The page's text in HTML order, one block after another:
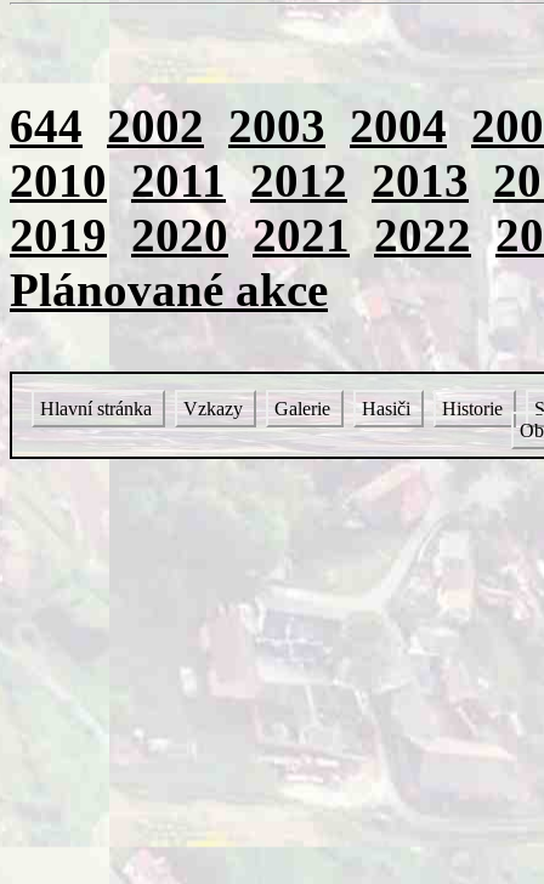
644 2002 2003 2004
2010 2011 2012 2013
2019 2020 2021 2022
Plánované akce
Hlavní stránka Vzkazy Galerie Hasiči Historie